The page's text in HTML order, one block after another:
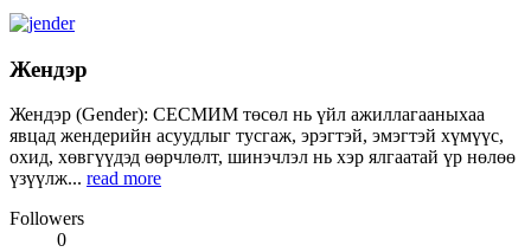
Жендэр
Жендэр (Gender): СЕСМИМ төсөл нь үйл ажиллагааныхаа
явцад жендерийн асуудлыг тусгаж, эрэгтэй, эмэгтэй хүмүүс,
охид, хөвгүүдэд өөрчлөлт, шинэчлэл нь хэр ялгаатай үр нөлөө
үзүүлж... read more
Followers
0